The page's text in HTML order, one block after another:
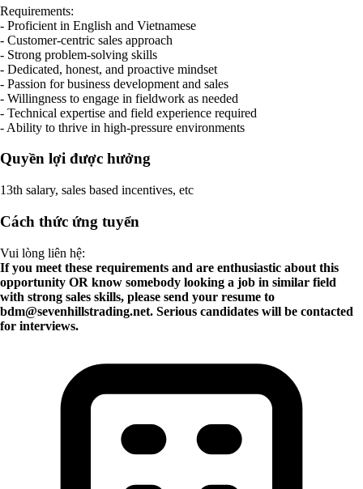
Requirements:
- Proficient in English and Vietnamese
- Customer-centric sales approach
- Strong problem-solving skills
- Dedicated, honest, and proactive mindset
- Passion for business development and sales
- Willingness to engage in fieldwork as needed
- Technical expertise and field experience required
- Ability to thrive in high-pressure environments
Quyền lợi được hưởng
13th salary, sales based incentives, etc
Cách thức ứng tuyển
Vui lòng liên hệ:
If you meet these requirements and are enthusiastic about this
opportunity OR know somebody looking a job in similar field
with strong sales skills, please send your resume to
bdm@sevenhillstrading.net. Serious candidates will be contacted
for interviews.